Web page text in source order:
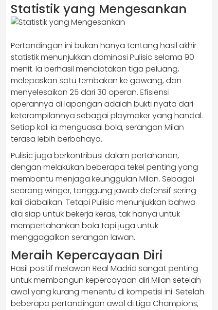
Statistik yang Mengesankan
Pertandingan ini bukan hanya tentang hasil akhir
statistik menunjukkan dominasi Pulisic selama 90
menit. Ia berhasil menciptakan tiga peluang,
melepaskan satu tembakan ke gawang, dan
menyelesaikan 25 dari 30 operan. Efisiensi
operannya di lapangan adalah bukti nyata dari
keterampilannya sebagai playmaker yang handal.
Setiap kali ia menguasai bola, serangan Milan
terasa lebih berbahaya.
Pulisic juga berkontribusi dalam pertahanan,
dengan melakukan beberapa tekel penting yang
membantu menjaga keunggulan Milan. Sebagai
seorang winger, tanggung jawab defensif sering
kali diabaikan. Tetapi Pulisic menunjukkan bahwa
dia siap untuk bekerja keras, tak hanya untuk
mempertahankan bola tapi juga untuk
menggagalkan serangan lawan.
Meraih Kepercayaan Diri
Hasil positif melawan Real Madrid sangat penting
untuk membangun kepercayaan diri Milan setelah
awal yang kurang menentu di kompetisi ini. Setelah
beberapa pertandingan awal di Liga Champions,